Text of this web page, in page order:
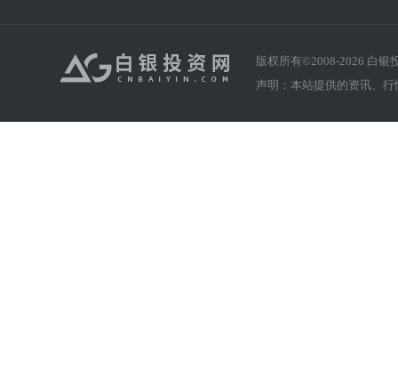
版权所有©2008-2026 白银
声明：本站提供的资讯、